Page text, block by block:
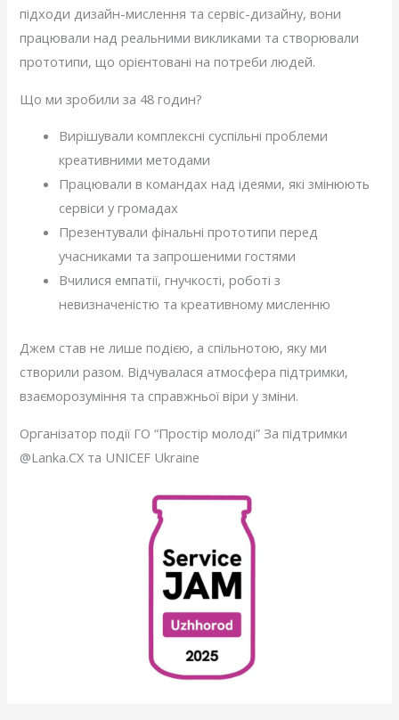
підходи дизайн-мислення та сервіс-дизайну, вони
працювали над реальними викликами та створювали
прототипи, що орієнтовані на потреби людей.
Що ми зробили за 48 годин?
Вирішували комплексні суспільні проблеми
креативними методами
Працювали в командах над ідеями, які змінюють
сервіси у громадах
Презентували фінальні прототипи перед
учасниками та запрошеними гостями
Вчилися емпатії, гнучкості, роботі з
невизначеністю та креативному мисленню
Джем став не лише подією, а спільнотою, яку ми
створили разом. Відчувалася атмосфера підтримки,
взаєморозуміння та справжньої віри у зміни.
Організатор події ГО “Простір молоді” За підтримки
@Lanka.CX та UNICEF Ukraine